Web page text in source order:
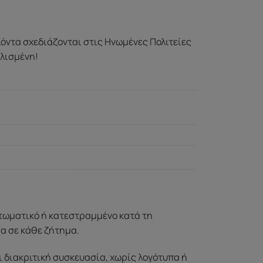
σχεδιάζονται στις Ηνωμένες Πολιτείες
ή κατεστραμμένο κατά τη
σε κάθε ζήτημα.
συσκευασία, χωρίς λογότυπα ή